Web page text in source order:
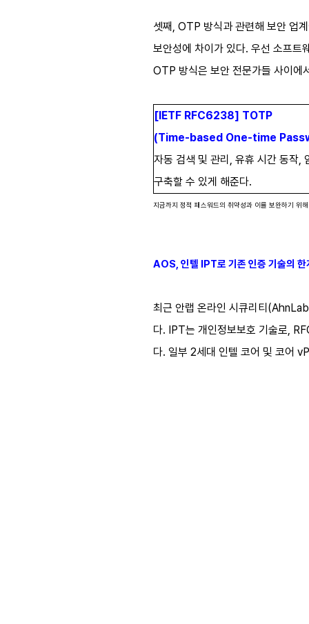
셋째, OTP 방식과 관련해 보안 업
보안성에 차이가 있다. 우선 소프
OTP 방식은 보안 전문가들 사이에
[IETF RFC6238] TOTP
(Time-based One-time
자동 검색 및 관리, 유휴 시간 동작,
구축할 수 있게 해준다.
지금까지 정적 패스워드의 취약성과 이를 보완하기 위
AOS, 인텔 IPT로 기존 인증 기술의 한
최근 안랩 온라인 시큐리티
다. IPT는 개인정보보호 기술로,
다. 일부 2세대 인텔 코어 및 코어